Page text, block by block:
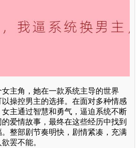
主角，她在一款系统主导的世界
操控男主的选择。在面对多种情感
主通过智慧和勇气，逼迫系统不断
爱情故事，最终在这些经历中找到
整部剧节奏明快，剧情紧凑，充满
罢不能。